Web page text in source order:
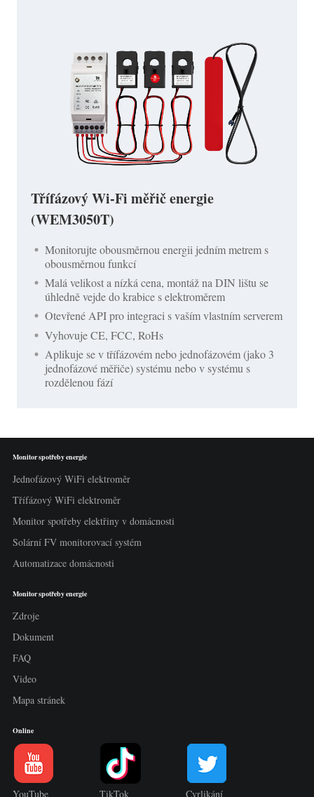
Třífázový Wi-Fi měřič energie
(WEM3050T)
Monitorujte obousměrnou energii jedním metrem s
obousměrnou funkcí
Malá velikost a nízká cena, montáž na DIN lištu se
úhledně vejde do krabice s elektroměrem
Otevřené API pro integraci s vaším vlastním serverem
Vyhovuje CE, FCC, RoHs
Aplikuje se v třífázovém nebo jednofázovém (jako 3
jednofázové měřiče) systému nebo v systému s
rozdělenou fází
Monitor spotřeby energie
Jednofázový WiFi elektroměr
Třífázový WiFi elektroměr
Monitor spotřeby elektřiny v domácnosti
Solární FV monitorovací systém
Automatizace domácnosti
Monitor spotřeby energie
Zdroje
Dokument
FAQ
Video
Mapa stránek
Online
YouTube TikTok Cvrlikání